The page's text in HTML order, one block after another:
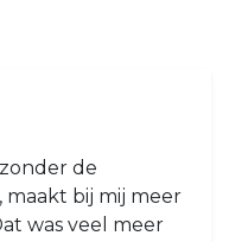
de
bij mij meer
was veel meer